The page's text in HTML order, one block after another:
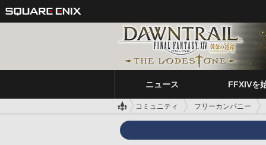
ニュース FFXIVを
コミュニティ フリーカンパニー